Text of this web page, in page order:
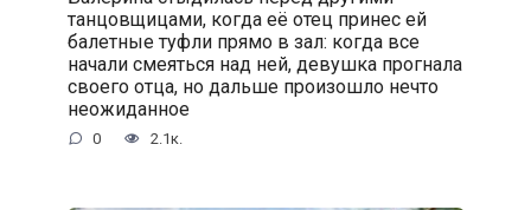
танцовщицами, когда её отец принес ей
балетные туфли прямо в зал: когда все
начали смеяться над ней, девушка прогнала
своего отца, но дальше произошло нечто
неожиданное
0 2.1к.